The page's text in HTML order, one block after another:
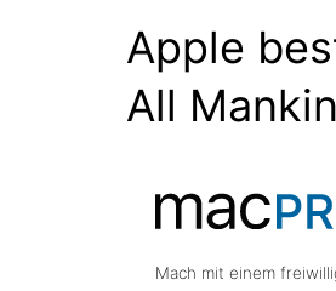
Apple
All
Mach mit einem